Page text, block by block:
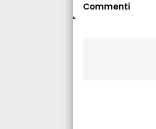
Commenti